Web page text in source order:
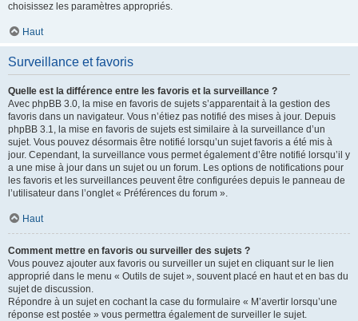
choisissez les paramètres appropriés.
Haut
Surveillance et favoris
Quelle est la différence entre les favoris et la surveillance ?
Avec phpBB 3.0, la mise en favoris de sujets s’apparentait à la gestion des
favoris dans un navigateur. Vous n’étiez pas notifié des mises à jour. Depuis
phpBB 3.1, la mise en favoris de sujets est similaire à la surveillance d’un
sujet. Vous pouvez désormais être notifié lorsqu’un sujet favoris a été mis à
jour. Cependant, la surveillance vous permet également d’être notifié lorsqu’il y
a une mise à jour dans un sujet ou un forum. Les options de notifications pour
les favoris et les surveillances peuvent être configurées depuis le panneau de
l’utilisateur dans l’onglet « Préférences du forum ».
Haut
Comment mettre en favoris ou surveiller des sujets ?
Vous pouvez ajouter aux favoris ou surveiller un sujet en cliquant sur le lien
approprié dans le menu « Outils de sujet », souvent placé en haut et en bas du
sujet de discussion.
Répondre à un sujet en cochant la case du formulaire « M’avertir lorsqu’une
réponse est postée » vous permettra également de surveiller le sujet.